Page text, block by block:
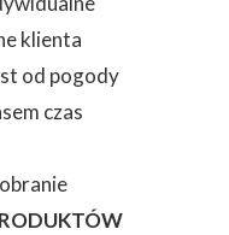
klienta
od pogody
czas